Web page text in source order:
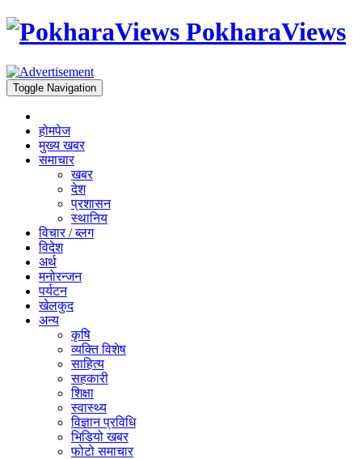
PokharaViews
Toggle Navigation
होमपेज
मुख्य खबर
समाचार
खबर
देश
प्रशासन
स्थानिय
विचार / ब्लग
विदेश
अर्थ
मनोरन्जन
पर्यटन
खेलकुद
अन्य
कृषि
व्यक्ति विशेष
साहित्य
सहकारी
शिक्षा
स्वास्थ्य
विज्ञान प्रविधि
भिडियो खबर
फोटो समाचार